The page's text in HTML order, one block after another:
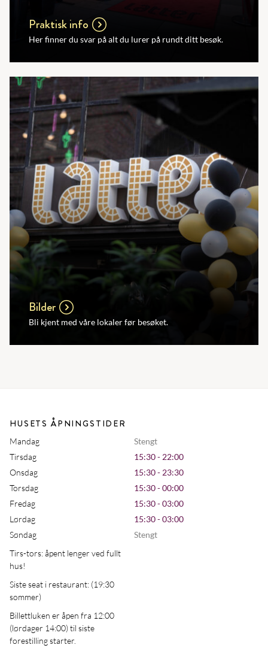
Praktisk info
Her finner du svar på alt du lurer på rundt ditt besøk.
Bilder
Bli kjent med våre lokaler før besøket.
HUSETS ÅPNINGSTIDER
Mandag
Stengt
Tirsdag
15:30 - 22:00
Onsdag
15:30 - 23:30
Torsdag
15:30 - 00:00
Fredag
15:30 - 03:00
Lørdag
15:30 - 03:00
Søndag
Stengt
Tirs-tors: åpent lenger ved fullt
hus!
Siste seat i restaurant: (19:30
sommer)
Billettluken er åpen fra 12:00
(lørdager 14:00) til siste
forestilling starter.